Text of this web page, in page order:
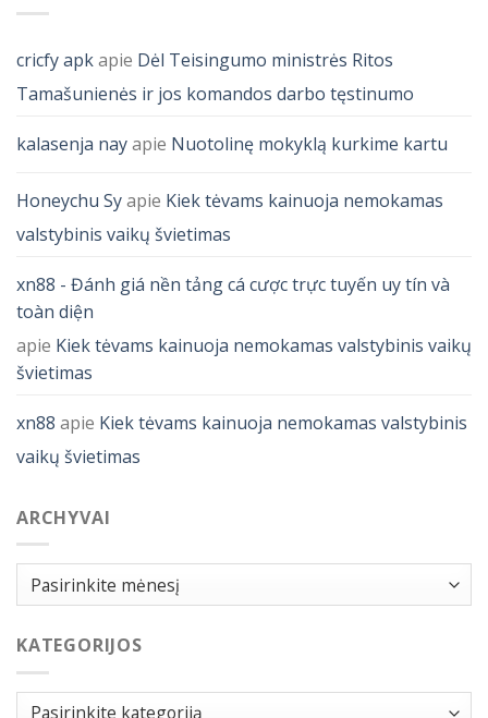
cricfy apkapie Dėl Teisingumo ministrės Ritos
Tamašunienės ir jos komandos darbo tęstinumo
kalasenja nayapie Nuotolinę mokyklą kurkime kartu
Honeychu Syapie Kiek tėvams kainuoja nemokamas
valstybinis vaikų švietimas
xn88 - Đánh giá nền tảng cá cược trực tuyến uy tín và
toàn diện
apie Kiek tėvams kainuoja nemokamas valstybinis vaikų
švietimas
xn88 apie Kiek tėvams kainuoja nemokamas valstybinis
vaikų švietimas
ARCHYVAI
Archyvai
KATEGORIJOS
Kategorijos